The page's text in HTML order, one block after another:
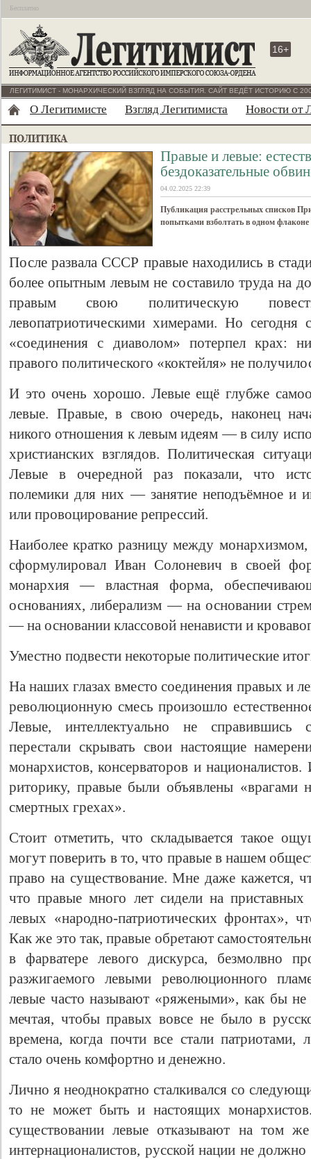
Бесплатно
16+
ЛЕГИТИМИСТ - МОНАРХИЧЕСКИЙ ВЗГЛЯД НА СОБЫТИЯ. САЙТ ВЕДЁТ ИСТОРИЮ С
О Легитимисте Взгляд Легитимиста Новости от
Правые и левые:
бездоказательные
04.02.2025 22:39
Публикация расстрельных списков
попытками взболтать в одном
После развала СССР правые находились в
более опытным левым не составило труда на
правым свою политическую
левопатриотическими химерами. Но сегодня
«соединения с диаволом» потерпел крах:
правого политического «коктейля» не
И это очень хорошо. Левые ещё глубже
левые. Правые, в свою очередь, наконец
никого отношения к левым идеям — в силу
христианских взглядов. Политическая
Левые в очередной раз показали, что
полемики для них — занятие неподъёмное и
или провоцирование репрессий.
Наиболее кратко разницу между
сформулировал Иван Солоневич в своей
монархия — властная форма,
основаниях, либерализм — на основании
— на основании классовой ненависти и
Уместно подвести некоторые политические
На наших глазах вместо соединения правых и
революционную смесь произошло
Левые, интеллектуально не справившись
перестали скрывать свои настоящие
монархистов, консерваторов и
риторику, правые были объявлены «врагами
смертных грехах».
Стоит отметить, что складывается такое
могут поверить в то, что правые в нашем
право на существование. Мне даже кажется,
что правые много лет сидели на приставных
левых «народно-патриотических фронтах»,
Как же это так, правые обретают
в фарватере левого дискурса, безмолвно
разжигаемого левыми революционного
левые часто называют «ряжеными», как бы
мечтая, чтобы правых вовсе не было в
времена, когда почти все стали патриотами,
стало очень комфортно и денежно.
Лично я неоднократно сталкивался со
то не может быть и настоящих
существовании левые отказывают на том
интернационалистов, русской нации не
Свидетельство